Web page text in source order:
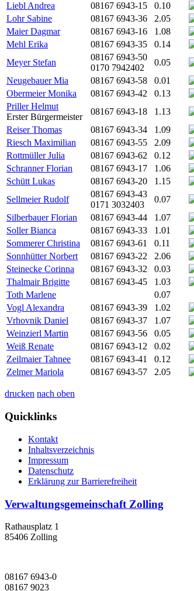
Liebl Andrea
08167 6943-15 0.10
Lohr Sabine
08167 6943-36 2.05
Maier Dagmar
08167 6943-16 1.08
Mehl Erika
08167 6943-35 0.14
Meyer Stefan
08167 6943-50
0170 7942402
0.05
Neugebauer Mia
08167 6943-58 0.01
Obermeier Monika
08167 6943-42 0.13
Priller Helmut
Erster Bürgermeister
08167 6943-18 1.13
Reiser Thomas
08167 6943-34 1.09
Riesch Maximilian
08167 6943-55 2.09
Rottmüller Julia
08167 6943-62 0.12
Schranner Florian
08167 6943-17 1.06
Schütt Lukas
08167 6943-20 1.15
Sellmeier Rudolf
08167 6943-43
0171 3032403
0.07
Silberbauer Florian
08167 6943-44 1.07
Soller Bianca
08167 6943-33 1.01
Sommerer Christina
08167 6943-61 0.11
Sonnhütter Norbert
08167 6943-22 2.06
Steinecke Corinna
08167 6943-32 0.03
Thalmair Brigitte
08167 6943-45 1.03
Toth Marlene
0.07
Vogl Alexandra
08167 6943-39 1.02
Vrhovnik Daniel
08167 6943-37 1.07
Weinzierl Martin
08167 6943-56 0.05
Weiß Renate
08167 6943-12 0.02
Zeilmaier Tahnee
08167 6943-41 0.12
Zelmer Mariola
08167 6943-57 2.05
drucken nach oben
Quicklinks
Kontakt
Inhaltsverzeichnis
Impressum
Datenschutz
Erklärung zur Barrierefreiheit
Verwaltungsgemeinschaft Zolling
Rathausplatz 1
85406 Zolling
08167 6943-0
08167 9023